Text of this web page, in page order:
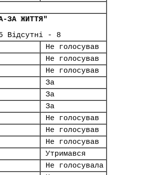
ЗА ЖИТТЯ"
Відсутні - 8
Не голосував
Не голосував
Не голосував
За
За
За
Не голосував
Не голосував
Не голосував
Утримався
Не голосувала